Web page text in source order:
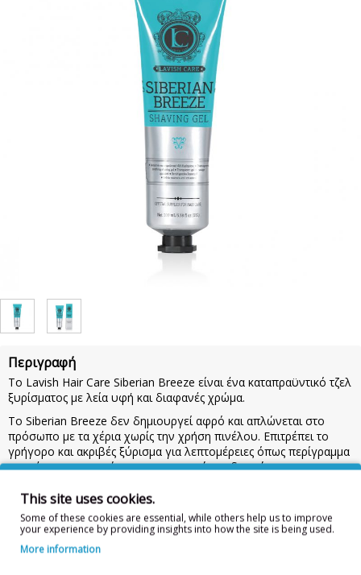
Περιγραφή
To Lavish Hair Care Siberian Breeze είναι ένα καταπραϋντικό τζελ
ξυρίσματος με λεία υφή και διαφανές χρώμα.
Το Siberian Breeze δεν δημιουργεί αφρό και απλώνεται στο
πρόσωπο με τα χέρια χωρίς την χρήση πινέλου. Επιτρέπει το
γρήγορο και ακριβές ξύρισμα για λεπτομέρειες όπως περίγραμμα
κουρέματος, μουσιών και μουστακιού αναδεικνύοντας την
οποίες μεγαλώνουν προς το εσωτερικό του δέρματος
προσδίδοντας ένα τέλειο ξύρισμα χωρίς ερεθισμούς στο δέρμα.
Ιδανικό για ξύρισμα με ξυράφια και ηλεκτρικές ξυριστικές
μηχανές.100ml
This site uses cookies.
Some of these cookies are essential, while others help us to improve
your experience by providing insights into how the site is being used.
More information